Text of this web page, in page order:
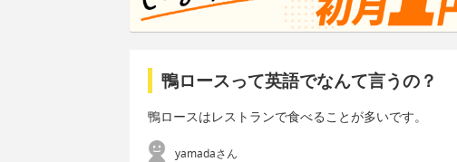
鴨ロースって英語でなんて言うの？
鴨ロースはレストランで食べることが多いです。
yamadaさん